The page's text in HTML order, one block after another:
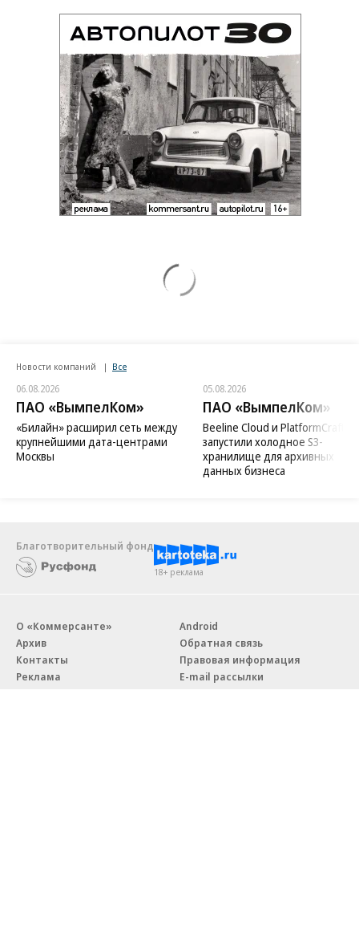
Новости компаний Все
06.08.2026
ПАО «ВымпелКом»
«Билайн» расширил сеть между
крупнейшими дата-центрами
Москвы
05.08.2026
ПАО «ВымпелКом»
Beeline Cloud и PlatformCraft
запустили холодное S3-
хранилище для архивных
данных бизнеса
Благотворительный фонд
18+ реклама
О «Коммерсанте»
Архив
Контакты
Реклама
Android
Обратная связь
Правовая информация
E-mail рассылки